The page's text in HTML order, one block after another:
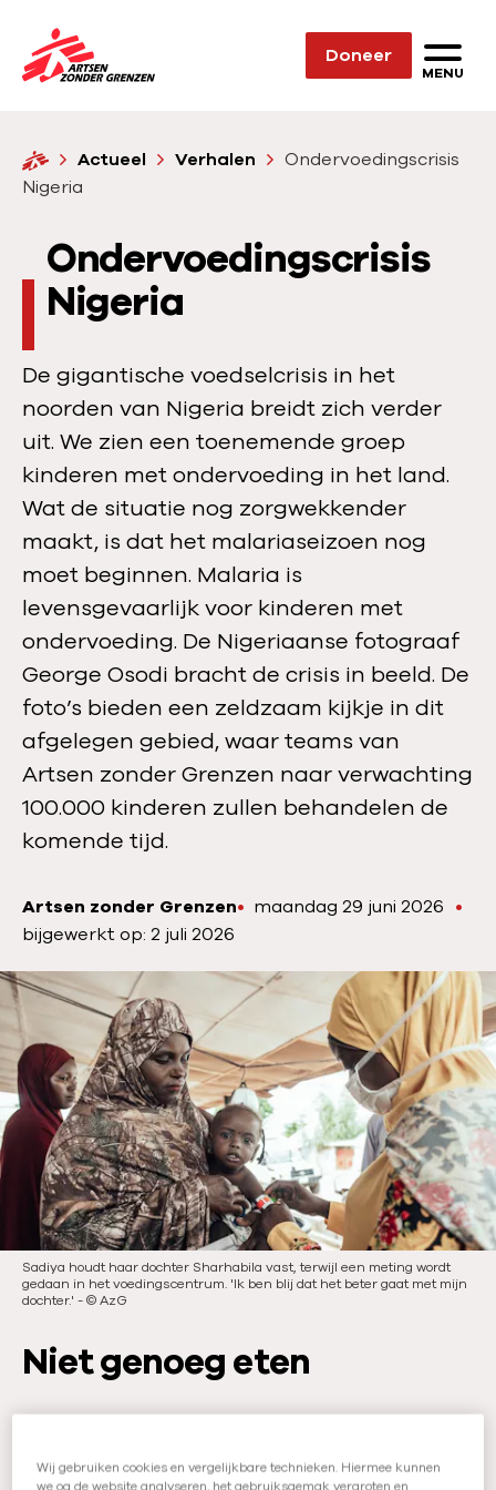
Sla navigatie over
N
r
d
o
e
p
a
g
e
Doneer
MENU
H
o
e
Actueel Verhalen
Ondervoedingscrisis
Nigeria
Ondervoedingscrisis
Nigeria
De gigantische voedselcrisis in het
noorden van Nigeria breidt zich verder
uit. We zien een toenemende groep
kinderen met ondervoeding in het land.
Wat de situatie nog zorgwekkender
maakt, is dat het malariaseizoen nog
moet beginnen. Malaria is
levensgevaarlijk voor kinderen met
ondervoeding. De Nigeriaanse fotograaf
George Osodi bracht de crisis in beeld. De
foto’s bieden een zeldzaam kijkje in dit
afgelegen gebied, waar teams van
Artsen zonder Grenzen naar verwachting
100.000 kinderen zullen behandelen de
komende tijd.
A
u
t
r
:
Artsen zonder Grenzen
P
l
a
t
i
e
d
a
t
u
m
maandag 29 juni 2026
bijgewerkt op: 2 juli 2026
Sadiya houdt haar dochter Sharhabila vast, terwijl een meting wordt
gedaan in het voedingscentrum. 'Ik ben blij dat het beter gaat met mijn
dochter.' -©AzG
Niet genoeg eten
InNigeriais het ‘hongerseizoen’ net
periode waarin de voedselvoorraden
Wij gebruiken cookies en vergelijkbare technieken. Hiermee kunnen